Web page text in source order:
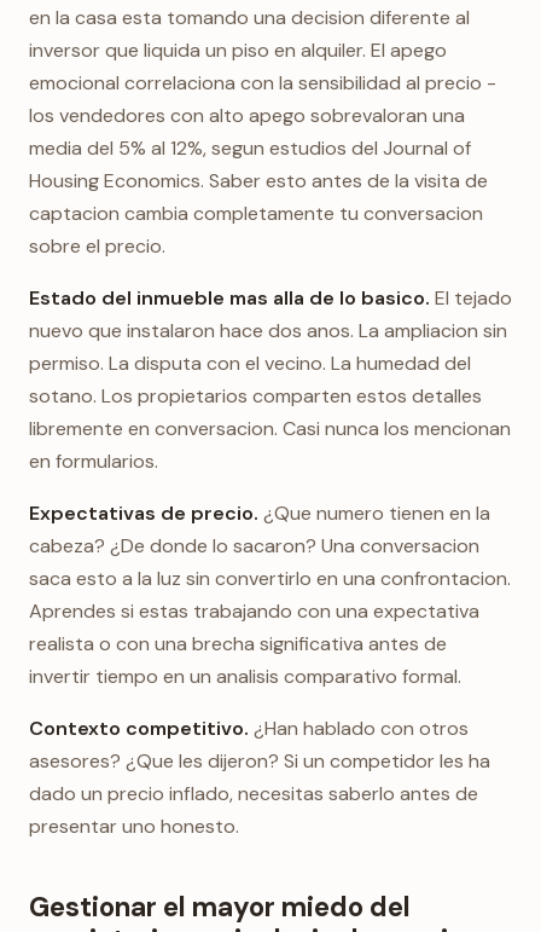
en la casa esta tomando una decision diferente al
inversor que liquida un piso en alquiler. El apego
emocional correlaciona con la sensibilidad al precio -
los vendedores con alto apego sobrevaloran una
media del 5% al 12%, segun estudios del Journal of
Housing Economics. Saber esto antes de la visita de
captacion cambia completamente tu conversacion
sobre el precio.
Estado del inmueble mas alla de lo basico. El tejado
nuevo que instalaron hace dos anos. La ampliacion sin
permiso. La disputa con el vecino. La humedad del
sotano. Los propietarios comparten estos detalles
libremente en conversacion. Casi nunca los mencionan
en formularios.
Expectativas de precio. ¿Que numero tienen en la
cabeza? ¿De donde lo sacaron? Una conversacion
saca esto a la luz sin convertirlo en una confrontacion.
Aprendes si estas trabajando con una expectativa
realista o con una brecha significativa antes de
invertir tiempo en un analisis comparativo formal.
Contexto competitivo. ¿Han hablado con otros
asesores? ¿Que les dijeron? Si un competidor les ha
dado un precio inflado, necesitas saberlo antes de
presentar uno honesto.
Gestionar el mayor miedo del